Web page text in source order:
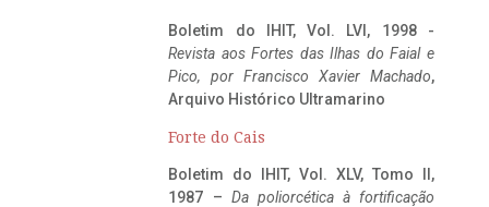
Boletim do IHIT, Vol. LVI, 1998 -
Revista aos Fortes das Ilhas do Faial e
Pico, por Francisco Xavier Machado,
Arquivo Histórico Ultramarino
Forte do Cais
Boletim do IHIT, Vol. XLV, Tomo II,
1987 – Da poliorcética à fortificação